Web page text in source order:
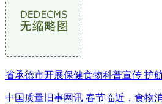
省承德市开展保健食物科普宣传 护
中国质量旧事网讯 春节临近，食物